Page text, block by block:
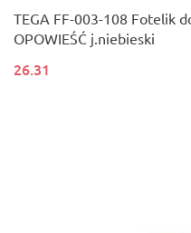
TEGA FF-003-108 Fotelik
OPOWIEŚĆ j.niebieski
26.31